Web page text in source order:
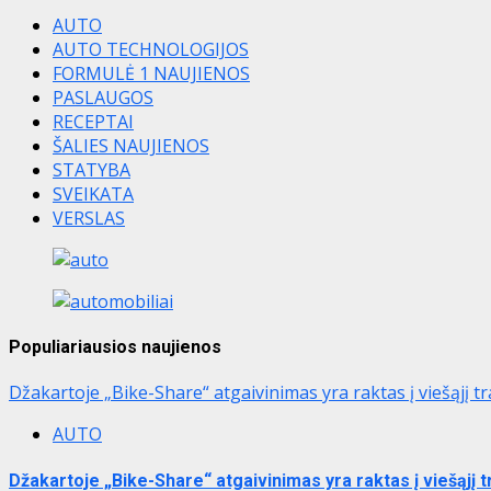
AUTO
AUTO TECHNOLOGIJOS
FORMULĖ 1 NAUJIENOS
PASLAUGOS
RECEPTAI
ŠALIES NAUJIENOS
STATYBA
SVEIKATA
VERSLAS
Populiariausios naujienos
Džakartoje „Bike-Share“ atgaivinimas yra raktas į viešąjį
AUTO
Džakartoje „Bike-Share“ atgaivinimas yra raktas į viešąjį